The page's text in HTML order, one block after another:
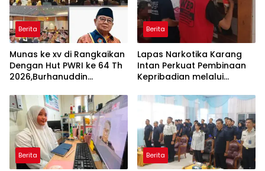
Berita
Munas ke xv di Rangkaikan
Dengan Hut PWRI ke 64 Th
2026,Burhanuddin
Ketua PB-PWRI Periode
2026–2031
Berita
Lapas Narkotika Karang
Intan Perkuat Pembinaan
Kepribadian melalui
Perpustakaan
Berita Berita